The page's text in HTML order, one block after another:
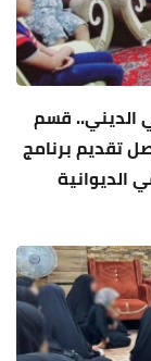
الديني.. قسم
تقديم برنامج
الديوانية